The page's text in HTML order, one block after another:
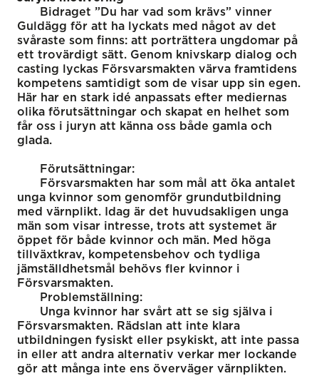
Bidraget ”Du har vad som krävs” vinner
Guldägg för att ha lyckats med något av det
svåraste som finns: att porträttera ungdomar på
ett trovärdigt sätt. Genom knivskarp dialog och
casting lyckas Försvarsmakten värva framtidens
kompetens samtidigt som de visar upp sin egen.
Här har en stark idé anpassats efter mediernas
olika förutsättningar och skapat en helhet som
får oss i juryn att känna oss både gamla och
glada.
Förutsättningar:
Försvarsmakten har som mål att öka antalet
unga kvinnor som genomför grundutbildning
med värnplikt. Idag är det huvudsakligen unga
män som visar intresse, trots att systemet är
öppet för både kvinnor och män. Med höga
tillväxtkrav, kompetensbehov och tydliga
jämställdhetsmål behövs fler kvinnor i
Försvarsmakten.
Problemställning:
Unga kvinnor har svårt att se sig själva i
Försvarsmakten. Rädslan att inte klara
utbildningen fysiskt eller psykiskt, att inte passa
in eller att andra alternativ verkar mer lockande
gör att många inte ens överväger värnplikten.